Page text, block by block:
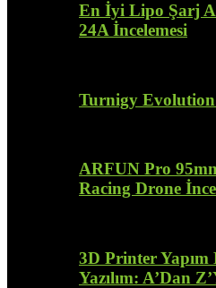
En İyi Lipo Şarj
24A İncelemesi
Turnigy Evolution
ARFUN Pro
Racing Drone
3D Printer
Yazılım: A’Dan